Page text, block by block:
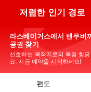
저렴한 인기 경로
라스베이거스에서 밴쿠버
공권 찾기
선호하는 목적지로의 독점 항
요. 지금 예약을 시작하세요!
편도